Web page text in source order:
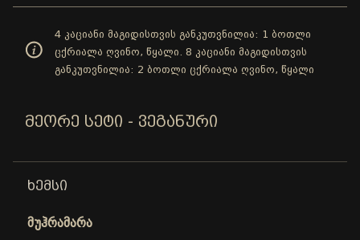
4 კაციანი მაგიდისთვის განკუთვნილია: 1 ბოთლი
ცქრიალა ღვინო, წყალი. 8 კაციანი მაგიდისთვის
განკუთვნილია: 2 ბოთლი ცქრიალა ღვინო, წყალი
ᲛᲔᲝᲠᲔ ᲡᲔᲢᲘ - ᲕᲔᲒᲐᲜᲣᲠᲘ
ᲮᲔᲛᲡᲘ
მუჰრამარა